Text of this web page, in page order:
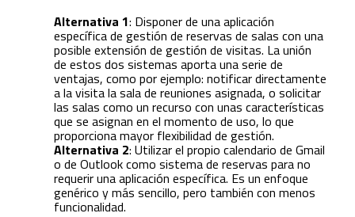
Alternativa 1: Disponer de una aplicación
específica de gestión de reservas de salas con una
posible extensión de gestión de visitas. La unión
de estos dos sistemas aporta una serie de
ventajas, como por ejemplo: notificar directamente
a la visita la sala de reuniones asignada, o solicitar
las salas como un recurso con unas características
que se asignan en el momento de uso, lo que
proporciona mayor flexibilidad de gestión.
Alternativa 2: Utilizar el propio calendario de Gmail
o de Outlook como sistema de reservas para no
requerir una aplicación específica. Es un enfoque
genérico y más sencillo, pero también con menos
funcionalidad.